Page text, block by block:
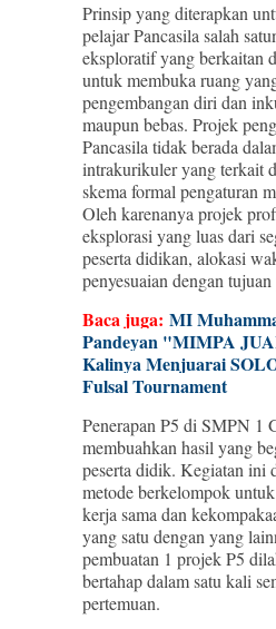
Prinsip yang diterapkan
pelajar Pancasila salah
eksploratif yang berkaitan
untuk membuka ruang
pengembangan diri dan
maupun bebas. Projek
Pancasila tidak berada
intrakurikuler yang terkait
skema formal pengaturan
Oleh karenanya projek
eksplorasi yang luas dari
peserta didikan, alokasi
penyesuaian dengan
Baca juga: MI
Pandeyan "MIMPA
Kalinya Menjuarai
Fulsal Tournament
Penerapan P5 di SMPN 1
membuahkan hasil yang
peserta didik. Kegiatan ini
metode berkelompok
kerja sama dan
yang satu dengan yang
pembuatan 1 projek P5
bertahap dalam satu kali
pertemuan.